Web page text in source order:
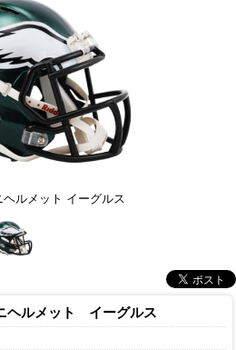
ヘルメット イーグルス
ヘルメット イーグルス